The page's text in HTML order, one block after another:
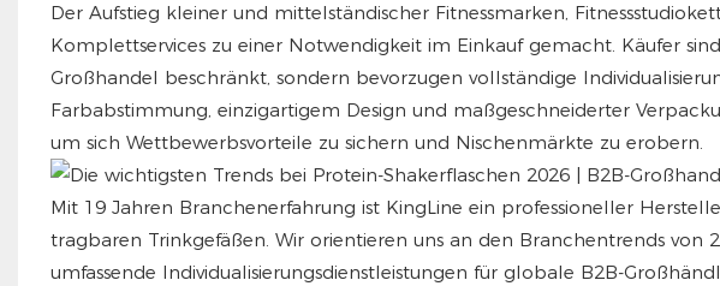
Der Aufstieg kleiner und mittelständischer Fitnessmarken,
Komplettservices zu einer Notwendigkeit im Einkauf gemacht. Käufer
Großhandel beschränkt, sondern bevorzugen vollständige
Farbabstimmung, einzigartigem Design und maßgeschneiderter
um sich Wettbewerbsvorteile zu sichern und Nischenmärkte zu erobern.
Mit 19 Jahren Branchenerfahrung ist KingLine ein professioneller
tragbaren Trinkgefäßen. Wir orientieren uns an den Branchentrends von
umfassende Individualisierungsdienstleistungen für globale B2B-